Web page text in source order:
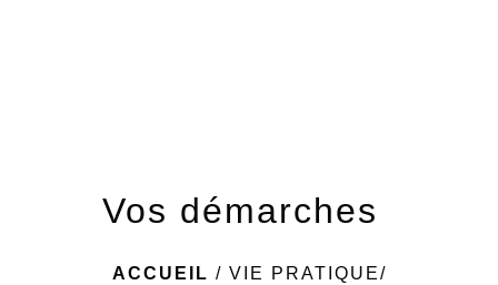
Vos démarches
ACCUEIL / VIE PRATIQUE/